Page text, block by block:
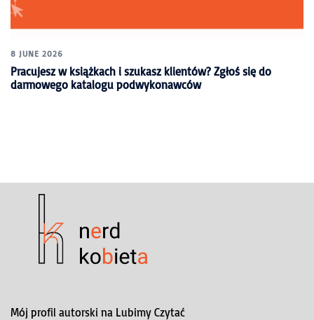
8 JUNE 2026
Pracujesz w książkach i szukasz klientów? Zgłoś się do
darmowego katalogu podwykonawców
Mój profil autorski na Lubimy Czytać